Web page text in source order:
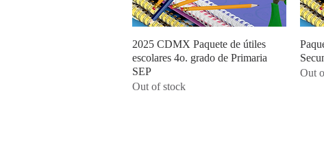
Quick View
2025 CDMX Paquete de útiles
escolares 4o. grado de Primaria
SEP
Out of stock
Out